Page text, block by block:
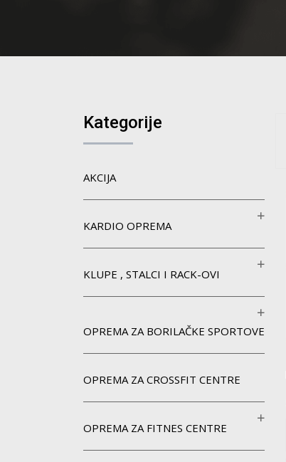
Kategorije
AKCIJA
KARDIO OPREMA
KLUPE , STALCI I RACK-OVI
OPREMA ZA BORILAČKE SPORTOVE
OPREMA ZA CROSSFIT CENTRE
OPREMA ZA FITNES CENTRE